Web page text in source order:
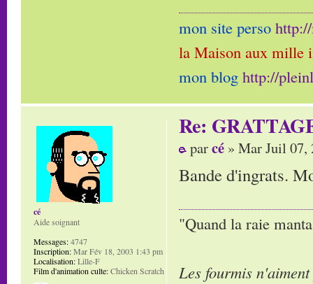
mon site perso
la Maison aux mille
mon blog http://
Re:
parcé » Mar Juil 07,
Bande d'ingrats.
"Quand la raie
Les fourmis
cé
Aide soignant
Messages:4747
Inscription:Mar Fév 18, 2003 1:43 pm
Localisation:Lille-F
Film d'animation culte:Chicken Scratch